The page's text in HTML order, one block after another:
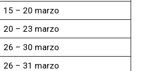
15 – 20 marzo
20 – 23 marzo
26 – 30 marzo
26 – 31 marzo